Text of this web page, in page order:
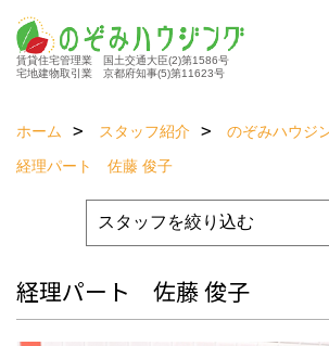
賃貸住宅管理業 国土交通大臣(2)第1586号
宅地建物取引業 京都府知事(5)第11623号
ホーム スタッフ紹介
のぞみハウジ
経理パート 佐藤 俊子
経理パート 佐藤 俊子